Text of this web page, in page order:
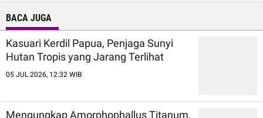
BACA JUGA
Kasuari Kerdil Papua, Penjaga Sunyi
Hutan Tropis yang Jarang Terlihat
05 JUL 2026, 12:32 WIB
Mengungkap Amorphophallus Titanum,